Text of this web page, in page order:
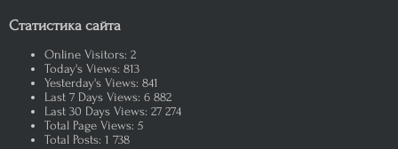
Статистика сайта
Online Visitors: 2
Today's Views: 813
Yesterday's Views: 841
Last 7 Days Views: 6 882
Last 30 Days Views: 27 274
Total Page Views: 5
Total Posts: 1 738